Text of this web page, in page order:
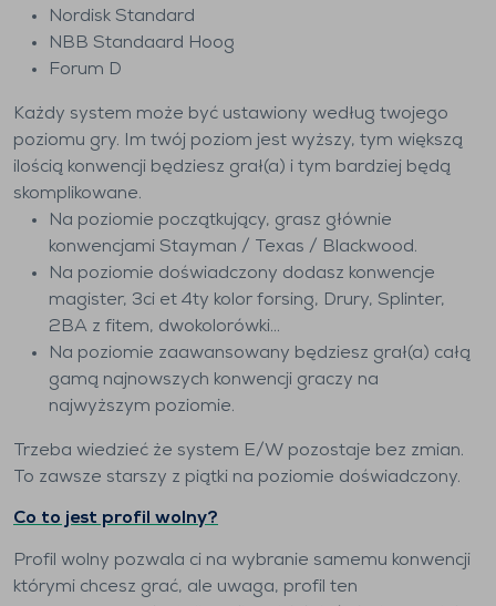
Nordisk Standard
NBB Standaard Hoog
Forum D
Każdy system może być ustawiony według twojego
poziomu gry. Im twój poziom jest wyższy, tym większą
ilością konwencji będziesz grał(a) i tym bardziej będą
skomplikowane.
Na poziomie początkujący, grasz głównie
konwencjami Stayman / Texas / Blackwood.
Na poziomie doświadczony dodasz konwencje
magister, 3ci et 4ty kolor forsing, Drury, Splinter,
2BA z fitem, dwokolorówki...
Na poziomie zaawansowany będziesz grał(a) całą
gamą najnowszych konwencji graczy na
najwyższym poziomie.
Trzeba wiedzieć że system E/W pozostaje bez zmian.
To zawsze starszy z piątki na poziomie doświadczony.
Co to jest profil wolny?
Profil wolny pozwala ci na wybranie samemu konwencji
którymi chcesz grać, ale uwaga, profil ten